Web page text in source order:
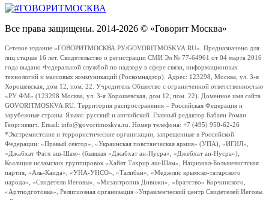
Все права защищены. 2014-2026 © «Говорит Москва»
Сетевое издание «ГОВОРИТМОСКВА.РУ/GOVORITMOSKVA.RU». Предназначено для
лиц старше 16 лет. Свидетельство о регистрации СМИ Эл № 77-64961 от 04 марта 2016
года выдано Федеральной службой по надзору в сфере связи, информационных
технологий и массовых коммуникаций (Роскомнадзор). Адрес: 123298, Москва, ул. 3-я
Хорошевская, дом 12, пом. 22. Учредитель Общество с ограниченной ответственностью
«РУ ФМ» (123298 Москва, ул. 3-я Хорошевская, дом 12, пом. 22). Доменное имя сайта
GOVORITMOSKVA.RU. Территория распространения – Российская Федерация и
зарубежные страны. Языки: русский и английский. Главный редактор Бабаян Роман
Георгиевич. Email: info@govoritmoskva.ru. Номер телефона: +7 (495) 950-62-26
*Экстремистские и террористические организации, запрещенные в Российской
Федерации: «Правый сектор», «Украинская повстанческая армия» (УПА), «ИГИЛ»,
«Джабхат Фатх аш-Шам» (бывшая «Джабхат ан-Нусра», «Джебхат ан-Нусра»),
Коалиция исламских группировок «Хайят Тахрир аш-Шам», Национал-Большевистская
партия, «Аль-Каида», «УНА-УНСО», «Талибан», «Меджлис крымско-татарского
народа», «Свидетели Иеговы», «Мизантропик Дивижн», «Братство» Корчинского,
«Артподготовка», Религиозная организация «Управленческий центр Свидетелей Иеговы